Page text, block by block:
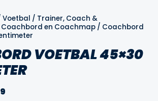
Voetbal / Trainer, Coach &
Coachbord en Coachmap / Coachbord
VOETBAL 45×30